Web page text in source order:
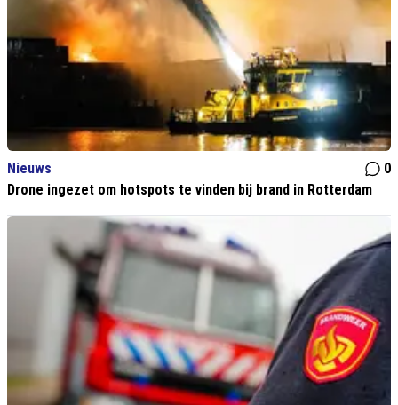
Nieuws
0
Drone ingezet om hotspots te vinden bij brand in Rotterdam